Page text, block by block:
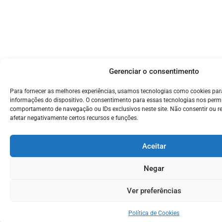
Gerenciar o consentimento
Para fornecer as melhores experiências, usamos tecnologias como cookies
informações do dispositivo. O consentimento para essas tecnologias nos
comportamento de navegação ou IDs exclusivos neste site. Não consentir ou
afetar negativamente certos recursos e funções.
Aceitar
Negar
Ver preferências
Política de Cookies